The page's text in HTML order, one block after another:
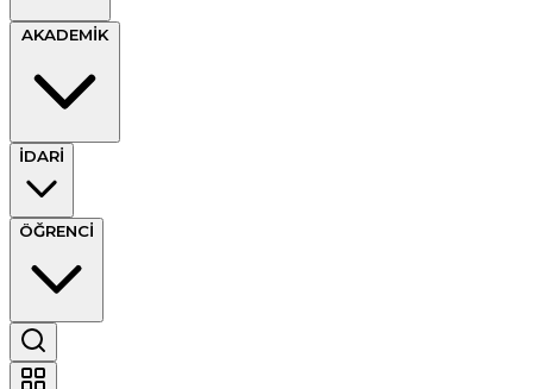
AKADEMİK
İDARİ
ÖĞRENCİ